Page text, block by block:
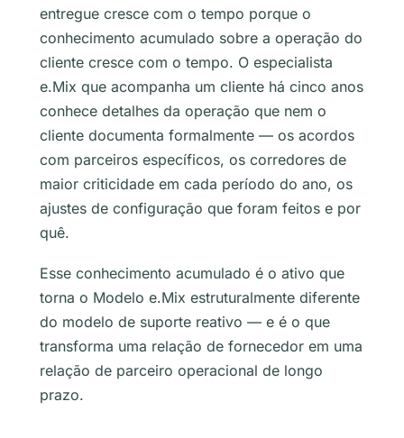
entregue cresce com o tempo porque o
conhecimento acumulado sobre a operação do
cliente cresce com o tempo. O especialista
e.Mix que acompanha um cliente há cinco anos
conhece detalhes da operação que nem o
cliente documenta formalmente — os acordos
com parceiros específicos, os corredores de
maior criticidade em cada período do ano, os
ajustes de configuração que foram feitos e por
quê.
Esse conhecimento acumulado é o ativo que
torna o Modelo e.Mix estruturalmente diferente
do modelo de suporte reativo — e é o que
transforma uma relação de fornecedor em uma
relação de parceiro operacional de longo
prazo.